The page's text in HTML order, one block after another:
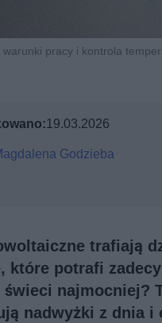
pracy i kontrola
19.03.2026
Godzieba
trafiają
które potrafi
świeci
nadwyżki z dnia